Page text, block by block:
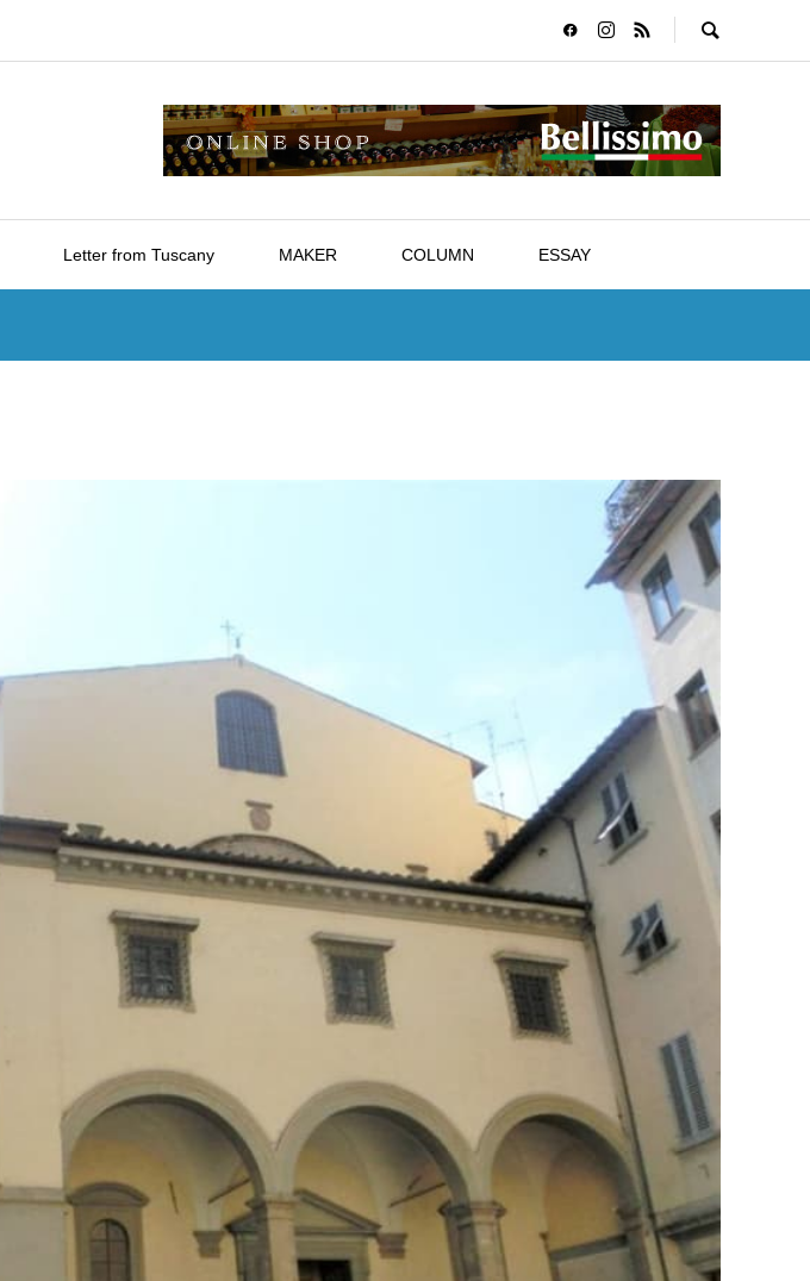
Letter from Tuscany MAKER COLUMN ESSAY